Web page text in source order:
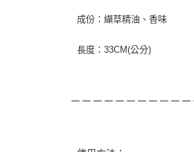
成份：纈草精油、香味
長度：33CM(公分)
－－－－－－－－－－